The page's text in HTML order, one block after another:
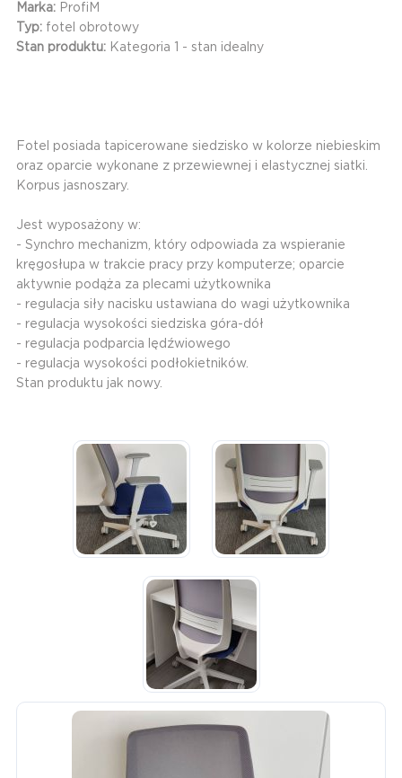
Marka: ProfiM
Typ: fotel obrotowy
Stan produktu: Kategoria 1 - stan idealny
Fotel posiada tapicerowane siedzisko w kolorze niebieskim
oraz oparcie wykonane z przewiewnej i elastycznej siatki.
Korpus jasnoszary.
Jest wyposażony w:
- Synchro mechanizm, który odpowiada za wspieranie
kręgosłupa w trakcie pracy przy komputerze; oparcie
aktywnie podąża za plecami użytkownika
- regulacja siły nacisku ustawiana do wagi użytkownika
- regulacja wysokości siedziska góra-dół
- regulacja podparcia lędźwiowego
- regulacja wysokości podłokietników.
Stan produktu jak nowy.